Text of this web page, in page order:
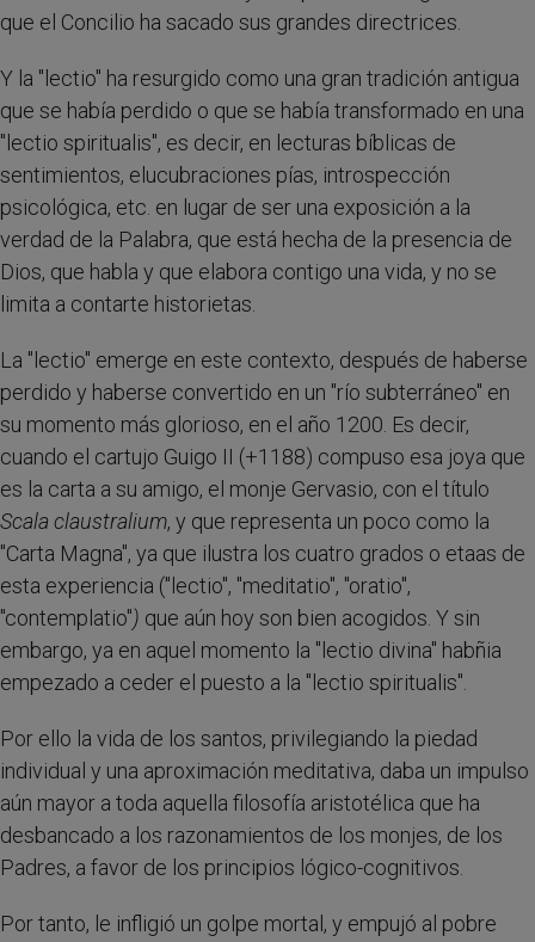
que el Concilio ha sacado sus grandes directrices.
Y la "lectio" ha resurgido como una gran tradición antigua
que se había perdido o que se había transformado en una
"lectio spiritualis", es decir, en lecturas bíblicas de
sentimientos, elucubraciones pías, introspección
psicológica, etc. en lugar de ser una exposición a la
verdad de la Palabra, que está hecha de la presencia de
Dios, que habla y que elabora contigo una vida, y no se
limita a contarte historietas.
La "lectio" emerge en este contexto, después de haberse
perdido y haberse convertido en un "río subterráneo" en
su momento más glorioso, en el año 1200. Es decir,
cuando el cartujo Guigo II (+1188) compuso esa joya que
es la carta a su amigo, el monje Gervasio, con el título
Scala claustralium, y que representa un poco como la
"Carta Magna", ya que ilustra los cuatro grados o etaas de
esta experiencia ("lectio", "meditatio", "oratio",
"contemplatio") que aún hoy son bien acogidos. Y sin
embargo, ya en aquel momento la "lectio divina" habñia
empezado a ceder el puesto a la "lectio spiritualis".
Por ello la vida de los santos, privilegiando la piedad
individual y una aproximación meditativa, daba un impulso
aún mayor a toda aquella filosofía aristotélica que ha
desbancado a los razonamientos de los monjes, de los
Padres, a favor de los principios lógico-cognitivos.
Por tanto, le infligió un golpe mortal, y empujó al pobre